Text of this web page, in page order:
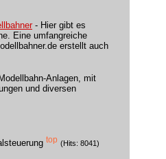
- Hier gibt es
Eine umfangreiche
erstellt auch
Anlagen, mit
und diversen
top (Hits: 8041)